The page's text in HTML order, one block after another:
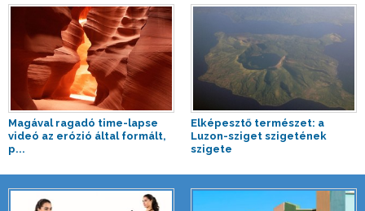
Magával ragadó time-lapse
videó az erózió által formált,
p...
Elképesztő természet: a
Luzon-sziget szigetének
szigete